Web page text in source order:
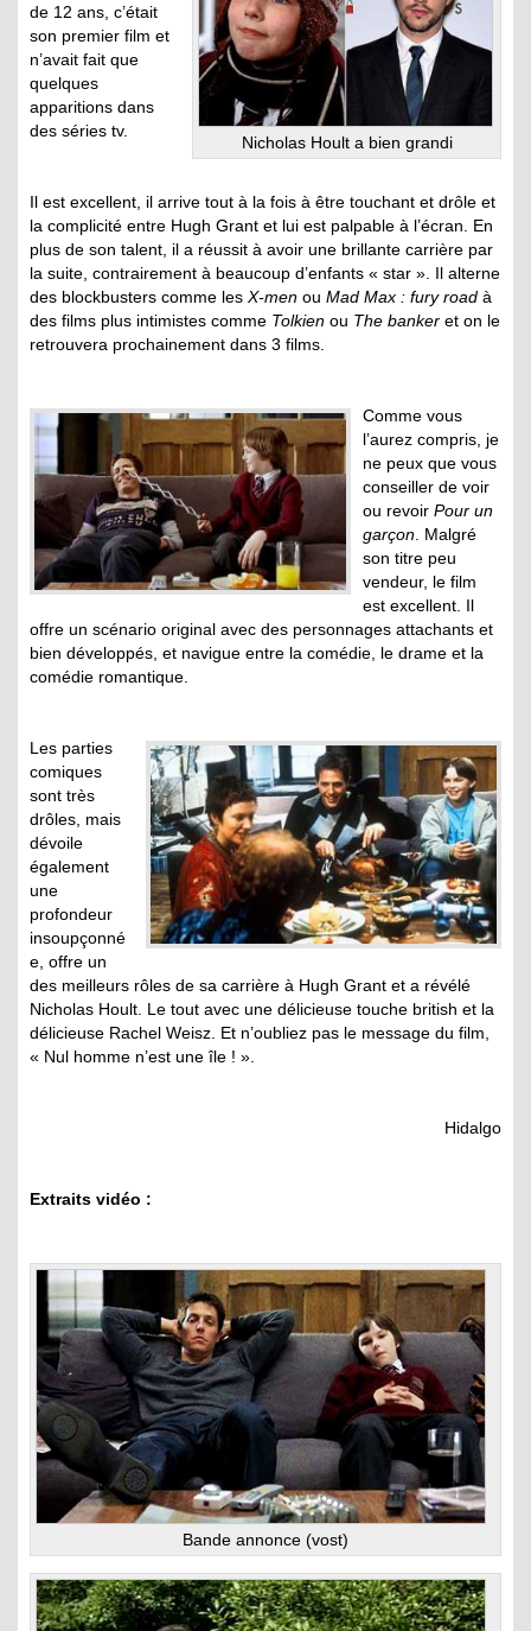
Nicholas Hoult a bien grandi
de 12 ans, c’était
son premier film et
n’avait fait que
quelques
apparitions dans
des séries tv.
Il est excellent, il arrive tout à la fois à être touchant et drôle et
la complicité entre Hugh Grant et lui est palpable à l’écran. En
plus de son talent, il a réussit à avoir une brillante carrière par
la suite, contrairement à beaucoup d’enfants « star ». Il alterne
des blockbusters comme les X-men ou Mad Max : fury road à
des films plus intimistes comme Tolkien ou The banker et on le
retrouvera prochainement dans 3 films.
Comme vous
l’aurez compris, je
ne peux que vous
conseiller de voir
ou revoir Pour un
garçon. Malgré
son titre peu
vendeur, le film
est excellent. Il
offre un scénario original avec des personnages attachants et
bien développés, et navigue entre la comédie, le drame et la
comédie romantique.
Les parties
comiques
sont très
drôles, mais
dévoile
également
une
profondeur
insoupçonné
e, offre un
des meilleurs rôles de sa carrière à Hugh Grant et a révélé
Nicholas Hoult. Le tout avec une délicieuse touche british et la
délicieuse Rachel Weisz. Et n’oubliez pas le message du film,
« Nul homme n’est une île ! ».
Hidalgo
Extraits vidéo :
Bande annonce (vost)